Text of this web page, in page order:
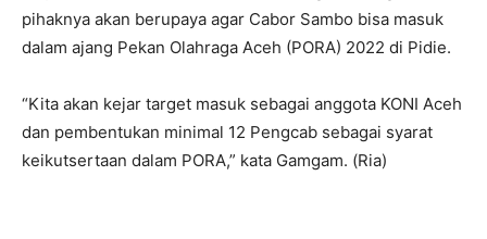
pihaknya akan berupaya agar Cabor Sambo bisa masuk
dalam ajang Pekan Olahraga Aceh (PORA) 2022 di Pidie.
“Kita akan kejar target masuk sebagai anggota KONI Aceh
dan pembentukan minimal 12 Pengcab sebagai syarat
keikutsertaan dalam PORA,” kata Gamgam. (Ria)